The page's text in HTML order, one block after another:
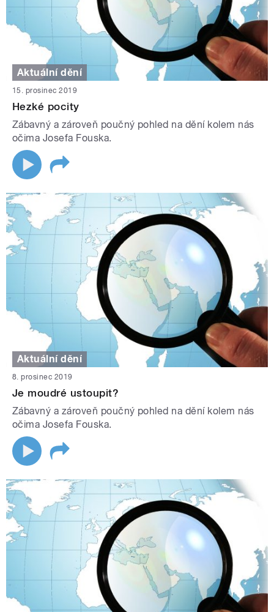
Aktuální dění
15. prosinec 2019
Hezké pocity
Zábavný a zároveň poučný pohled na dění kolem nás
očima Josefa Fouska.
Aktuální dění
8. prosinec 2019
Je moudré ustoupit?
Zábavný a zároveň poučný pohled na dění kolem nás
očima Josefa Fouska.